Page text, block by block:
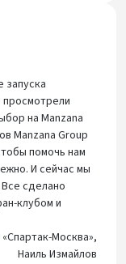
запуска
просмотрели
на Manzana
Manzana Group
помочь нам
И сейчас мы
сделано
клубом и
Москва»,
Наиль Измайлов